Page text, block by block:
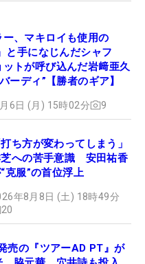
ー、マキロイも使用の
と手になじんだシャフ
トが呼び込んだ岩﨑亜久
ーディ”【勝者のギア】
6日 (月) 15時02分 9
打ち方が変わってしまう」
への苦手意識 安田祐香
克服”の首位浮上
年8月8日 (土) 18時49分
20
売の『ツアーAD PT』が